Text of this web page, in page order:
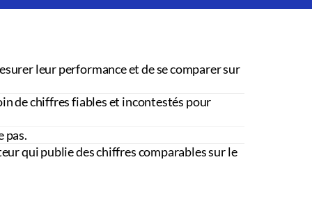
leur performance et de se comparer sur
de chiffres fiables et incontestés pour
pas.
qui publie des chiffres comparables sur le